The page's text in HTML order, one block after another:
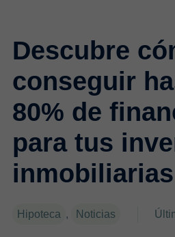
Descubre
conseguir
80% de
para tus
inmobiliarias
Hipoteca , Noticias